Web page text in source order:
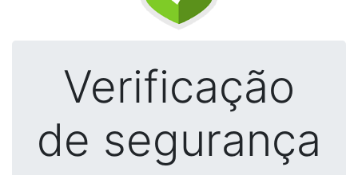
Verificação
de segurança